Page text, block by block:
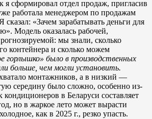
я сформировал отдел продаж, пригласив
работала менеджером по продажам
«Зачем зарабатывать деньги для
Модель оказалась рабочей,
мы знали, сколько
контейнера и сколько можем
горлышко» было в производственных
больше, чем могли установить.
монтажников, а в низкий —
середину было сложно, особенно из-
кондиционеров в Беларуси составляет
но в жаркое лето может вырасти
как в 2025 г., резко упасть.